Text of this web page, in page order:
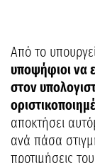
Από το
υποψήφιοι να
στον
αποκτήσει
ανά πάσα
προτιμήσεις